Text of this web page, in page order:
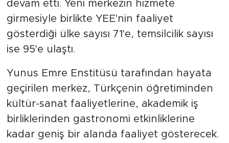
devam etti. Yeni merkezin hizmete
girmesiyle birlikte YEE'nin faaliyet
gösterdiği ülke sayısı 71'e, temsilcilik sayısı
ise 95'e ulaştı.
Yunus Emre Enstitüsü tarafından hayata
geçirilen merkez, Türkçenin öğretiminden
kültür-sanat faaliyetlerine, akademik iş
birliklerinden gastronomi etkinliklerine
kadar geniş bir alanda faaliyet gösterecek.